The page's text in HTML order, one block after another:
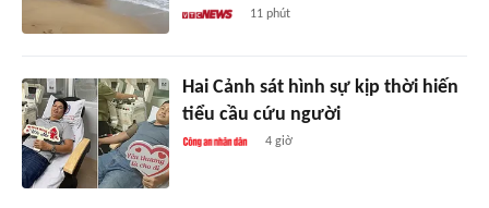
11 phút
Hai Cảnh sát hình sự kịp thời hiến
tiểu cầu cứu người
4 giờ